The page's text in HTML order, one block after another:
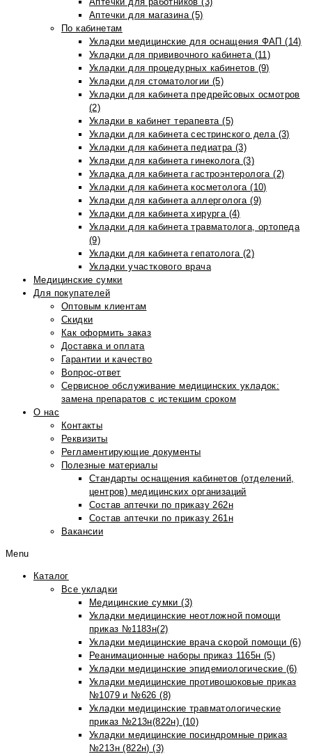
Аптечки для магазина (5)
По кабинетам
Укладки медицинские для оснащения ФАП (14)
Укладки для прививочного кабинета (11)
Укладки для процедурных кабинетов (9)
Укладки для стоматологии (5)
Укладки для кабинета предрейсовых осмотров
(2)
Укладки в кабинет терапевта (5)
Укладки для кабинета сестринского дела (3)
Укладки для кабинета педиатра (3)
Укладки для кабинета гинеколога (3)
Укладка для кабинета гастроэнтеролога (2)
Укладки для кабинета косметолога (10)
Укладки для кабинета аллерголога (9)
Укладки для кабинета хирурга (4)
Укладки для кабинета травматолога, ортопеда
(9)
Укладки для кабинета гепатолога (2)
Укладки участкового врача
Медицинские сумки
Для покупателей
Оптовым клиентам
Скидки
Как оформить заказ
Доставка и оплата
Гарантии и качество
Вопрос-ответ
Сервисное обслуживание медицинских укладок:
замена препаратов с истекшим сроком
О нас
Контакты
Реквизиты
Регламентирующие документы
Полезные материалы
Стандарты оснащения кабинетов (отделений,
центров) медицинских организаций
Состав аптечки по приказу 262н
Состав аптечки по приказу 261н
Вакансии
Menu
Каталог
Все укладки
Медицинские сумки (3)
Укладки медицинские неотложной помощи
приказ №1183н(2)
Укладки медицинские врача скорой помощи (6)
Реанимационные наборы приказ 1165н (5)
Укладки медицинские эпидемиологические (6)
Укладки медицинские противошоковые приказ
№1079 и №626 (8)
Укладки медицинские травматологические
приказ №213н(822н) (10)
Укладки медицинские посиндромные приказ
№213н (822н) (3)